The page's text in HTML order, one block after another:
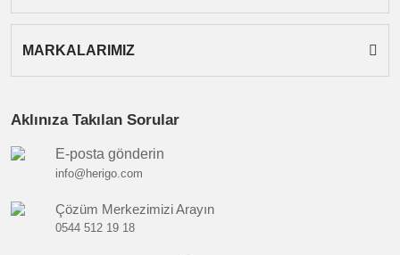
MARKALARIMIZ
Aklınıza Takılan Sorular
E-posta gönderin
info@herigo.com
Çözüm Merkezimizi Arayın
0544 512 19 18